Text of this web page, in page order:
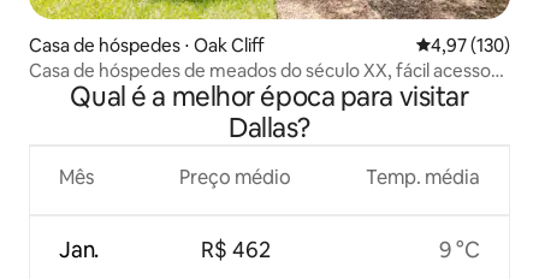
Casa de hóspedes ⋅ Oak Cliff 4,97 de uma
4,97 (130)
Casa de hóspedes de meados do século XX, fácil acesso
de carro ao AT&T Stadium!
Qual é a melhor época para visitar
Dallas?
Mês
Jan.
Preço médio
R$ 462
Temp. média
9 °C